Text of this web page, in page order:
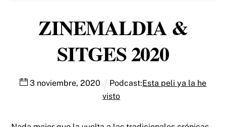
ZINEMALDIA &
SITGES 2020
3 noviembre, 2020 Podcast:Esta peli ya la he
visto